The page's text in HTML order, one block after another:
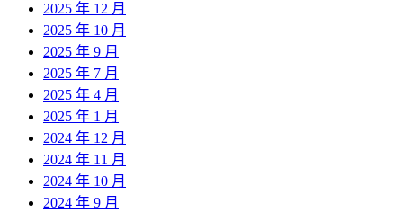
2025 年 12 月
2025 年 10 月
2025 年 9 月
2025 年 7 月
2025 年 4 月
2025 年 1 月
2024 年 12 月
2024 年 11 月
2024 年 10 月
2024 年 9 月